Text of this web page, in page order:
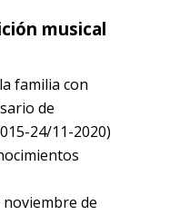
musical
familia con
de
24/11-2020)
noviembre de